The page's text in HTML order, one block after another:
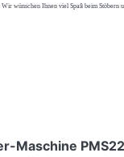
wünschen Ihnen viel Spaß beim Stöbern
Maschine PMS22